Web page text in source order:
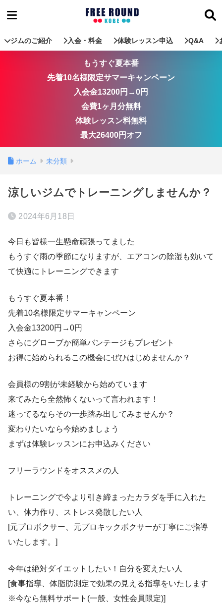
ジムのご紹介 入会・料金 体験レッスン申込 Q&A
もうすぐ夏本番
先着10名様限定サマーキャンペーン
入会金13200円→0円
会費1ヶ月分無料
体験レッスン料無料
最大26400円オフ
ホーム 未分類
涼しいジムでトレーニングしませんか？
2024年6月18日
今日も皆様一生懸命頑張ってました
もうすぐ雨の季節になりますが、エアコンの除湿も効いて
て快適にトレーニングできます
もうすぐ夏本番！
先着10名様限定サマーキャンペーン
入会金13200円→0円
さらにグローブか簡単バンテージもプレゼント
お得に始められるこの機会にぜひはじめませんか？
会員様の9割が未経験から始めています
来てみたら全然怖くないって言われます！
迷ってるならその一歩踏み出してみませんか？
変わりたいなら今始めましょう
まずは体験レッスンにお申込みください
フリーラウンドをオススメの人
トレーニングで今より引き締まったカラダを手に入れた
い、体力作り、ストレス発散したい人
[元プロボクサー、元プロキックボクサーが丁寧にご指導
いたします。]
今年は絶対ダイエットしたい！自分を変えたい人
[食事指導、体脂肪測定で効果の見える指導をいたします
※今なら無料サポート(一般、女性会員限定)]